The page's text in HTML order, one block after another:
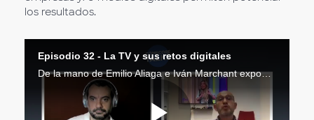
los resultados.
Episodio 32 - La TV y sus retos digitales
De la mano de Emilio Aliaga e Iván Marchant exponemos la importancia de la generación de contenidos atractivos para conectar con las audiencias y el rol que ocupan las estrategias digitales en la industria televisiva.